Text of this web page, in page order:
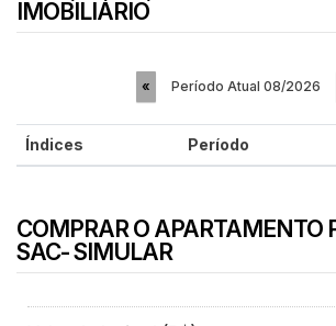
IMOBILIÁRIO
« Período Atual 08/2026
Índices Período
COMPRAR O APARTAMENTO
SAC- SIMULAR